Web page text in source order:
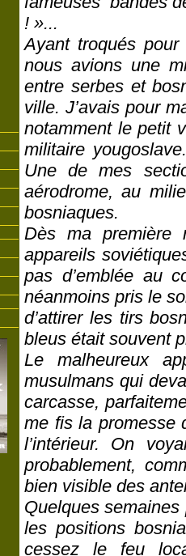
! »...
Ayant troqués
nous avions une
entre serbes et
ville. J’avais pour
notamment le petit
militaire
Une de mes
aérodrome, au
bosniaques.
Dès ma première
appareils
pas d’emblée au
néanmoins pris le
d’attirer les tirs
bleus était souvent
Le malheureux
musulmans qui
carcasse,
me fis la promesse
l’intérieur. On
probablement,
bien visible des
Quelques semaines
les positions
cessez le feu